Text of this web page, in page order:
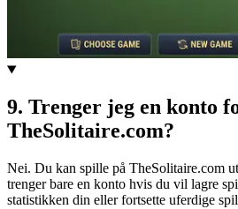
9. Trenger jeg en konto
TheSolitaire.com?
Nei. Du kan spille på TheSolitaire.com
trenger bare en konto hvis du vil lagre
statistikken din eller fortsette uferdige